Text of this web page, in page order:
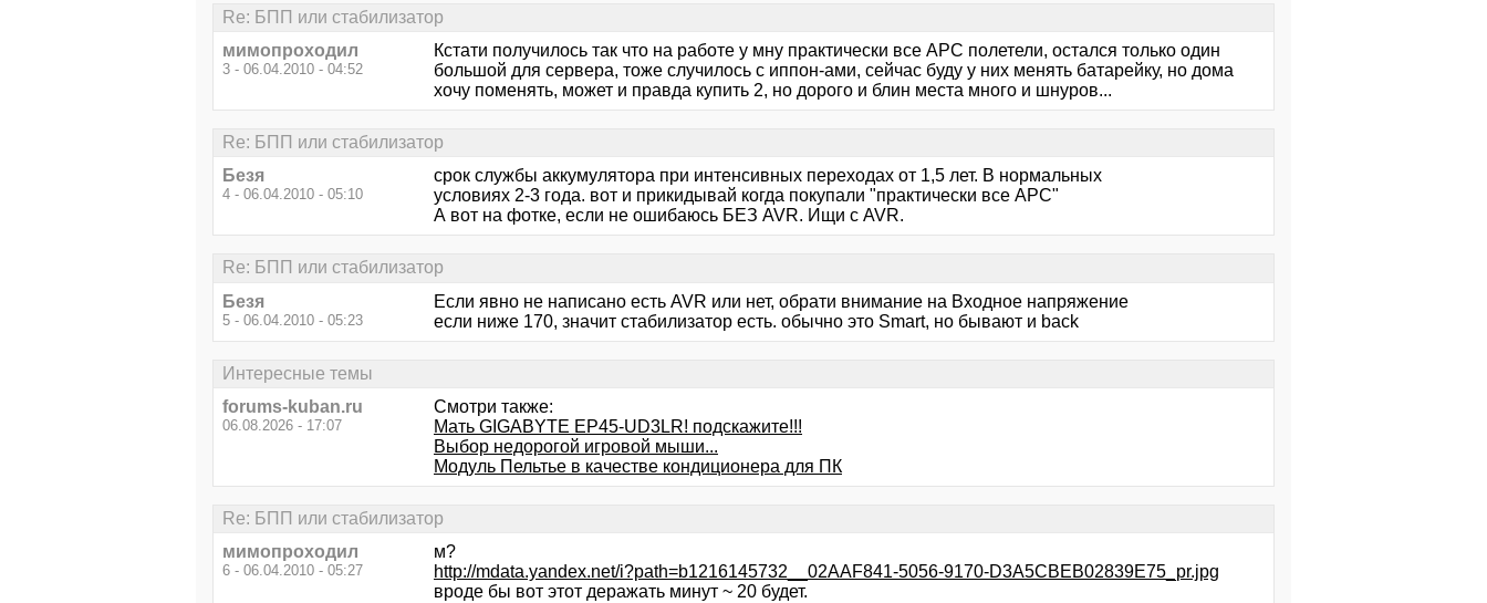
Re: БПП или стабилизатор
мимопроходил
3 - 06.04.2010 - 04:52
Кстати получилось так что на работе у мну практически все APC полетели, остался только один
большой для сервера, тоже случилось с иппон-ами, сейчас буду у них менять батарейку, но дома
хочу поменять, может и правда купить 2, но дорого и блин места много и шнуров...
Re: БПП или стабилизатор
Безя
4 - 06.04.2010 - 05:10
срок службы аккумулятора при интенсивных переходах от 1,5 лет. В нормальных
условиях 2-3 года. вот и прикидывай когда покупали "практически все APC"
А вот на фотке, если не ошибаюсь БЕЗ AVR. Ищи с AVR.
Re: БПП или стабилизатор
Безя
5 - 06.04.2010 - 05:23
Если явно не написано есть AVR или нет, обрати внимание на Входное напряжение
если ниже 170, значит стабилизатор есть. обычно это Smart, но бывают и back
Интересные темы
forums-kuban.ru
06.08.2026 - 17:07
Смотри также:
Мать GIGABYTE EP45-UD3LR! подскажите!!!
Выбор недорогой игровой мыши...
Модуль Пельтье в качестве кондиционера для ПК
Re: БПП или стабилизатор
мимопроходил
6 - 06.04.2010 - 05:27
м?
http://mdata.yandex.net/i?path=b1216145732__02AAF841-5056-9170-D3A5CBEB02839E75_pr.jpg
вроде бы вот этот деражать минут ~ 20 будет.